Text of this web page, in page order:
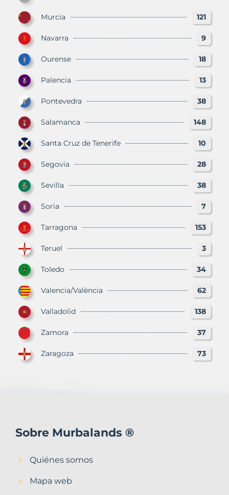
Murcia 121
Navarra 9
Ourense 18
Palencia 13
Pontevedra 38
Salamanca 148
Santa Cruz de Tenerife 10
Segovia 28
Sevilla 38
Soria 7
Tarragona 153
Teruel 3
Toledo 34
Valencia/València 62
Valladolid 138
Zamora 37
Zaragoza 73
Sobre Murbalands ®
Quiénes somos
Mapa web